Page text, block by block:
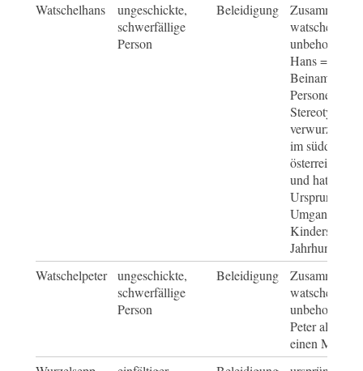
Watschelhans
ungeschickte,
schwerfällige
Person
Beleidigung
watscheln =
unbeholfen
Hans =
Beiname für
Stereotypen,
verwurzelt ist
im
und hat seinen
Ursprung in
Umgangs-
Jahrhunderts
Watschelpeter
ungeschickte,
schwerfällige
Person
Beleidigung
watscheln =
unbeholfen
Peter als
einen Mann